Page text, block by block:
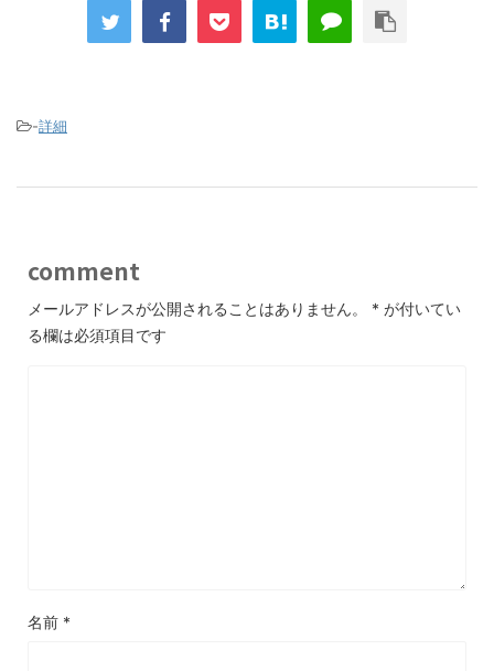
-詳細
comment
メールアドレスが公開されることはありません。 * が付いてい
る欄は必須項目です
名前 *